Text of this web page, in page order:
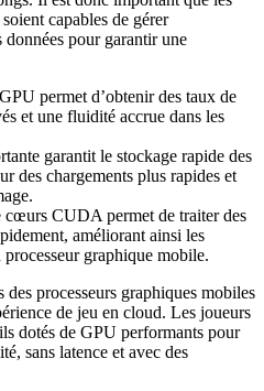
capables de gérer
pour garantir une
permet d’obtenir des taux de
et une fluidité accrue dans les
garantit le stockage rapide des
des chargements plus rapides et
cœurs CUDA permet de traiter des
améliorant ainsi les
graphique mobile.
processeurs graphiques mobiles
de jeu en cloud. Les joueurs
dotés de GPU performants pour
sans latence et avec des